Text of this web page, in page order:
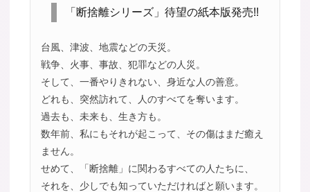
「断捨離シリーズ」待望の紙本版発売!!
台風、津波、地震などの天災。
戦争、火事、事故、犯罪などの人災。
そして、一番やりきれない、身近な人の善意。
どれも、突然訪れて、人のすべてを奪います。
過去も、未来も、生き方も。
数年前、私にもそれが起こって、その傷はまだ癒え
ません。
せめて、「断捨離」に関わるすべての人たちに、
それを、少しでも知っていただければと願います。